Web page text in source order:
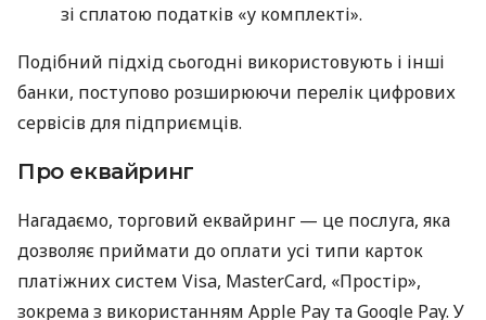
зі сплатою податків «у комплекті».
Подібний підхід сьогодні використовують і інші
банки, поступово розширюючи перелік цифрових
сервісів для підприємців.
Про еквайринг
Нагадаємо, торговий еквайринг — це послуга, яка
дозволяє приймати до оплати усі типи карток
платіжних систем Visa, MasterCard, «Простір»,
зокрема з використанням Apple Pay та Google Pay. У